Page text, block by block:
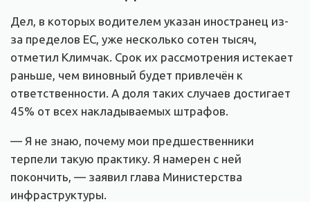
Дел, в которых водителем указан иностранец из-
за пределов ЕС, уже несколько сотен тысяч,
отметил Климчак. Срок их рассмотрения истекает
раньше, чем виновный будет привлечён к
ответственности. А доля таких случаев достигает
45% от всех накладываемых штрафов.
— Я не знаю, почему мои предшественники
терпели такую практику. Я намерен с ней
покончить, — заявил глава Министерства
инфраструктуры.